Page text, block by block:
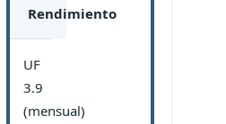
Rendimiento
UF
3.9
(mensual)